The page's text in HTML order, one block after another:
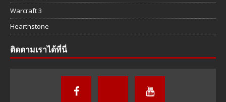
Warcraft 3
Hearthstone
ติดตามเราได้ที่นี่